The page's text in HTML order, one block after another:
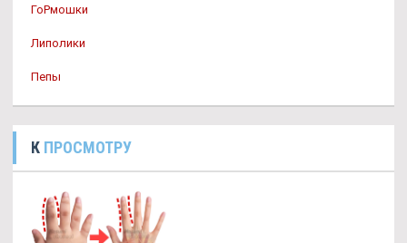
ГоРмошки
Липолики
Пепы
К ПРОСМОТРУ